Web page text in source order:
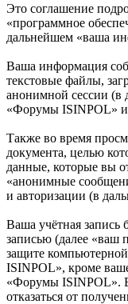
Это соглашение
«программное
дальнейшем «ваша
Ваша информация
текстовые файлы,
анонимной сессии (в
«Форумы ISINPOL» и
Также во время
документа, целью
данные, которые вы
«анонимные
и авторизации (в
Ваша учётная запись
записью (далее «ваш
защите
ISINPOL», кроме
«Форумы ISINPOL». В
отказаться от